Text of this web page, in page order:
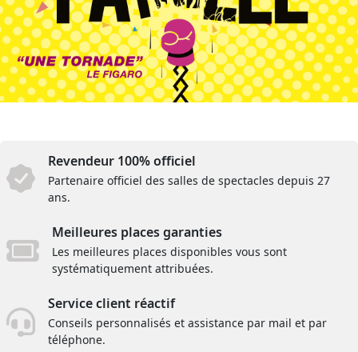
Revendeur 100% officiel
Partenaire officiel des salles de spectacles depuis 27
ans.
Meilleures places garanties
Les meilleures places disponibles vous sont
systématiquement attribuées.
Service client réactif
Conseils personnalisés et assistance par mail et par
téléphone.